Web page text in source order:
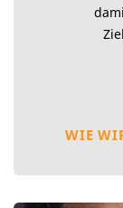
WIE